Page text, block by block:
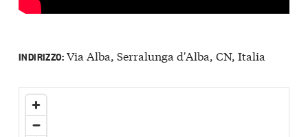
INDIRIZZO:Via Alba, Serralunga d'Alba, CN, Italia